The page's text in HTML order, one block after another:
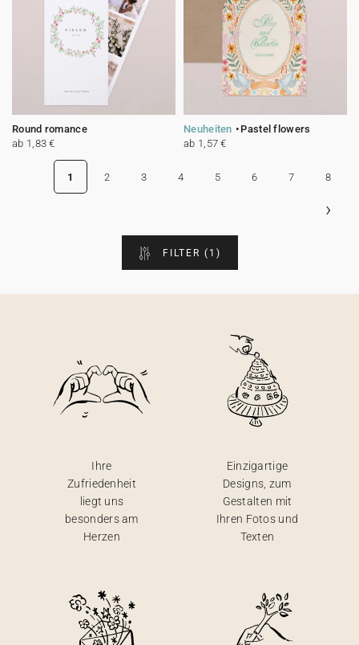
Round romance
ab 1,83 €
Neuheiten
Pastel flowers
ab 1,57 €
1 2 3 4 5 6 7 8
›
FILTER (1)
Ihre
Zufriedenheit
liegt uns
besonders am
Herzen
Einzigartige
Designs, zum
Gestalten mit
Ihren Fotos und
Texten